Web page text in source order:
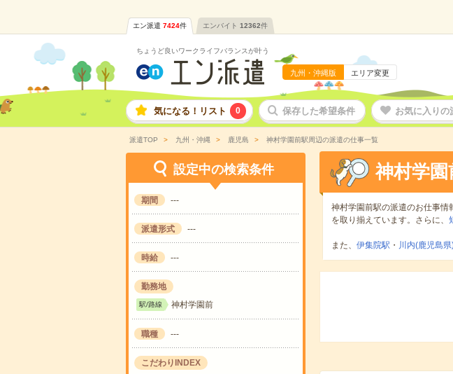
エン派遣 7424件 エンバイト 12362件
ちょうど良いワークライフバランスが叶う
九州・沖縄版 エリア変更
気になる！リスト 0 保存した希望条件 お気に入りの
派遣TOP 九州・沖縄 鹿児島 神村学園前駅周辺の派遣の仕事一覧
設定中の検索条件
期間 ---
派遣形式 ---
時給 ---
勤務地
駅/路線 神村学園前
職種 ---
こだわりINDEX
神村学園
神村学園前駅の派遣のお仕事情
を取り揃えています。さらに、
また、 伊集院駅 ・ 川内(鹿児島県